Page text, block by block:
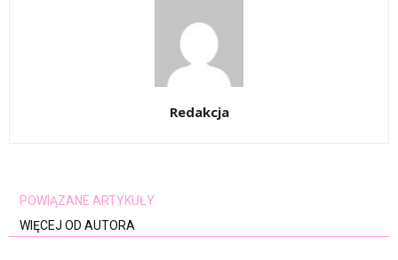
Redakcja
POWIĄZANE ARTYKUŁY
WIĘCEJ OD AUTORA